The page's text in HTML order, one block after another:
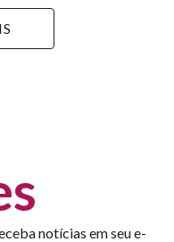
notícias em seu e-